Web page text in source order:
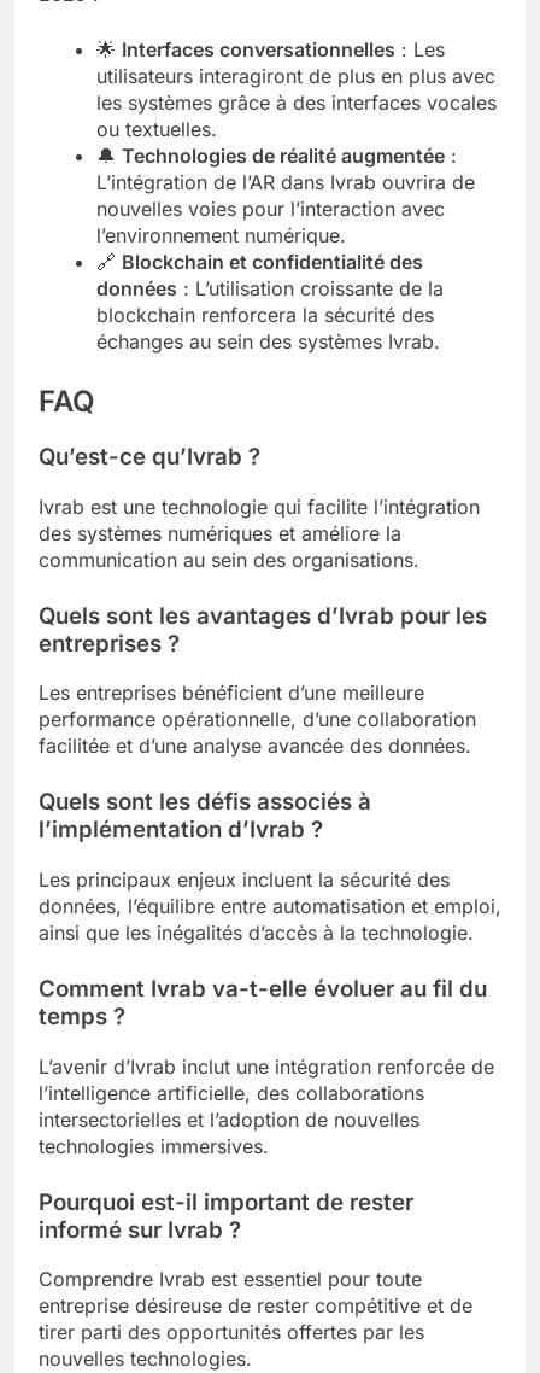
🌟 Interfaces conversationnelles : Les
utilisateurs interagiront de plus en plus avec
les systèmes grâce à des interfaces vocales
ou textuelles.
🔔 Technologies de réalité augmentée :
L’intégration de l’AR dans Ivrab ouvrira de
nouvelles voies pour l’interaction avec
l’environnement numérique.
🔗 Blockchain et confidentialité des
données : L’utilisation croissante de la
blockchain renforcera la sécurité des
échanges au sein des systèmes Ivrab.
FAQ
Qu’est-ce qu’Ivrab ?
Ivrab est une technologie qui facilite l’intégration
des systèmes numériques et améliore la
communication au sein des organisations.
Quels sont les avantages d’Ivrab pour les
entreprises ?
Les entreprises bénéficient d’une meilleure
performance opérationnelle, d’une collaboration
facilitée et d’une analyse avancée des données.
Quels sont les défis associés à
l’implémentation d’Ivrab ?
Les principaux enjeux incluent la sécurité des
données, l’équilibre entre automatisation et emploi,
ainsi que les inégalités d’accès à la technologie.
Comment Ivrab va-t-elle évoluer au fil du
temps ?
L’avenir d’Ivrab inclut une intégration renforcée de
l’intelligence artificielle, des collaborations
intersectorielles et l’adoption de nouvelles
technologies immersives.
Pourquoi est-il important de rester
informé sur Ivrab ?
Comprendre Ivrab est essentiel pour toute
entreprise désireuse de rester compétitive et de
tirer parti des opportunités offertes par les
nouvelles technologies.